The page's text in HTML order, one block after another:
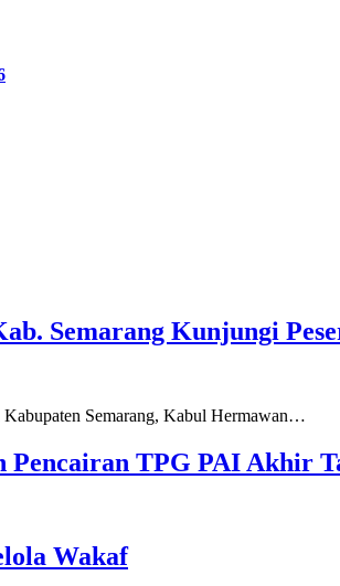
Semarang Kunjungi
Semarang, Kabul Hermawan…
TPG PAI Akhir
Wakaf